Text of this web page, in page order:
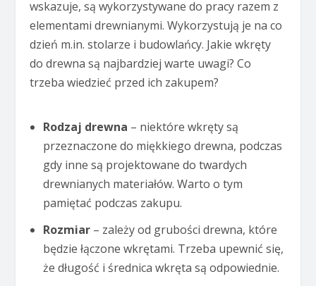
wskazuje, są wykorzystywane do pracy razem z
elementami drewnianymi. Wykorzystują je na co
dzień m.in. stolarze i budowlańcy. Jakie wkręty
do drewna są najbardziej warte uwagi? Co
trzeba wiedzieć przed ich zakupem?
Rodzaj drewna – niektóre wkręty są
przeznaczone do miękkiego drewna, podczas
gdy inne są projektowane do twardych
drewnianych materiałów. Warto o tym
pamiętać podczas zakupu.
Rozmiar– zależy od grubości drewna, które
będzie łączone wkrętami. Trzeba upewnić się,
że długość i średnica wkręta są odpowiednie.